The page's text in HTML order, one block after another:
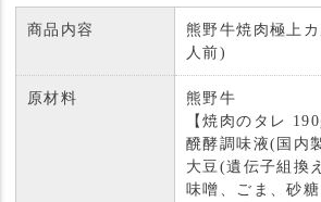
商品内容
熊野牛焼肉極上
人前)
原材料
熊野牛
【焼肉のタレ
醗酵調味液(国内
大豆(遺伝子組換
味噌、ごま、砂